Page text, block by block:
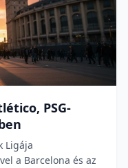
PSG-
Ligája
a Barcelona és az